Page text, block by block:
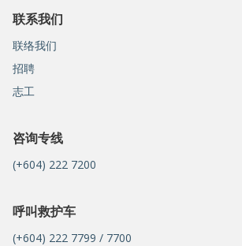
联系我们
联络我们
招聘
志工
咨询专线
(+604) 222 7200
呼叫救护车
(+604) 222 7799 / 7700